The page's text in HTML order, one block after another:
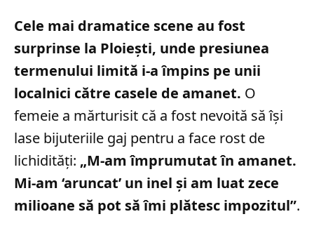
Cele mai dramatice scene au fost
surprinse la Ploiești, unde presiunea
termenului limită i-a împins pe unii
localnici către casele de amanet. O
femeie a mărturisit că a fost nevoită să își
lase bijuteriile gaj pentru a face rost de
lichidități: „M-am împrumutat în amanet.
Mi-am ‘aruncat’ un inel şi am luat zece
milioane să pot să îmi plătesc impozitul”.